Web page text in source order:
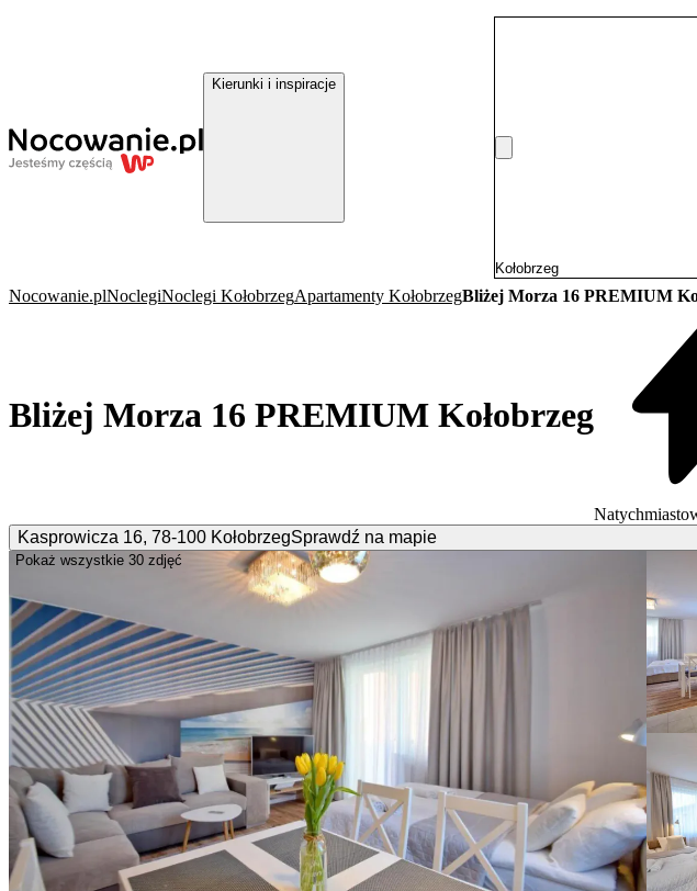
Kierunki i inspiracje
Nocowanie.plNoclegiNoclegi KołobrzegApartamenty KołobrzegBliżej Morza 16 PREMIUM
Bliżej Morza 16 PREMIUM Kołobrzeg
Kasprowicza 16, 78-100 KołobrzegSprawdź na mapie
Pokaż wszystkie 30 zdjęć